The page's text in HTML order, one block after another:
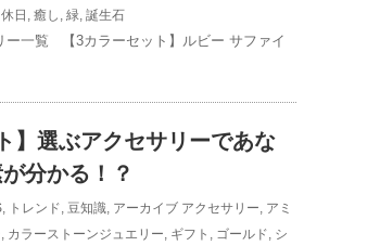
休日 , 癒し , 緑, 誕生石
ー一覧 【3カラーセット】ルビー サファイ
】選ぶアクセサリーであな
分かる！？
, トレンド, 豆知識, アーカイブ アクセサリー, アミ
, カラーストーンジュエリー, ギフト , ゴールド, シ